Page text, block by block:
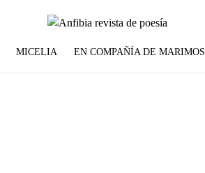
MICELIA EN COMPAÑÍA DE MARIMOS